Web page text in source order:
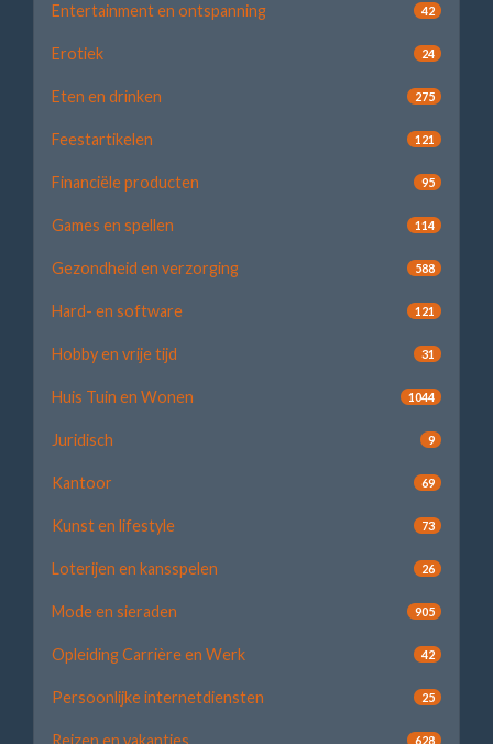
Entertainment en ontspanning 42
Erotiek 24
Eten en drinken 275
Feestartikelen 121
Financiële producten 95
Games en spellen 114
Gezondheid en verzorging 588
Hard- en software 121
Hobby en vrije tijd 31
Huis Tuin en Wonen 1044
Juridisch 9
Kantoor 69
Kunst en lifestyle 73
Loterijen en kansspelen 26
Mode en sieraden 905
Opleiding Carrière en Werk 42
Persoonlijke internetdiensten 25
628